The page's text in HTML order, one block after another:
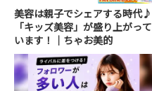
美容は親子でシェアする時代♪
「キッズ美容」が盛り上がって
います！｜ちゃお美的